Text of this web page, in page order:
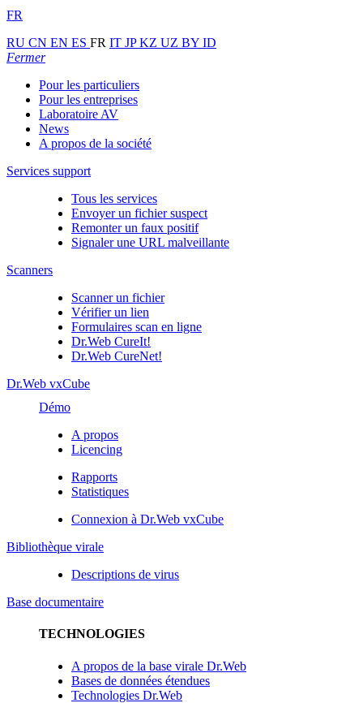
FR
RU CN EN ES FR IT JPKZ UZ BY ID
Fermer
Pour les particuliers
Pour les entreprises
Laboratoire AV
News
A propos de la société
Services support
Tous les services
Envoyer un fichier suspect
Remonter un faux positif
Signaler une URL malveillante
Scanners
Scanner un fichier
Vérifier un lien
Formulaires scan en ligne
Dr.Web CureIt!
Dr.Web CureNet!
Dr.Web vxCube
Démo
A propos
Licencing
Rapports
Statistiques
Connexion à Dr.Web vxCube
Bibliothèque virale
Descriptions de virus
Base documentaire
TECHNOLOGIES
A propos de la base virale Dr.Web
Bases de données étendues
Technologies Dr.Web